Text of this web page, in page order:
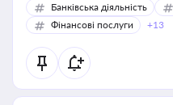
Банківська діяльність
Фінансові послуги
+13